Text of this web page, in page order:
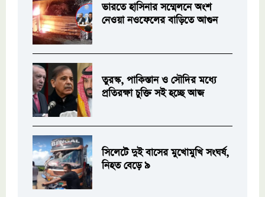
ভারতে হাসিনার সম্মেলনে অংশ
নেওয়া নওফেলের বাড়িতে আগুন
তুরস্ক, পাকিস্তান ও সৌদির মধ্যে
প্রতিরক্ষা চুক্তি সই হচ্ছে আজ
সিলেটে দুই বাসের মুখোমুখি সংঘর্ষ,
নিহত বেড়ে ৯